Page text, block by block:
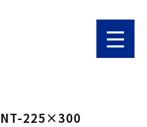
225×300